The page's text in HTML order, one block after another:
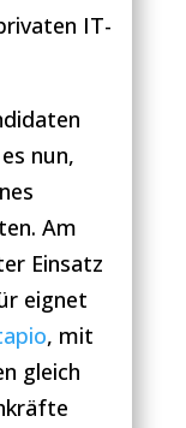
IT-
nun,
Am
Einsatz
eignet
, mit
gleich